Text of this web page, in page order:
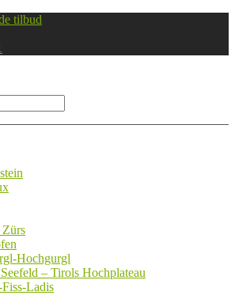
tilbud
Hochgurgl
– Tirols Hochplateau
Fiss-Ladis